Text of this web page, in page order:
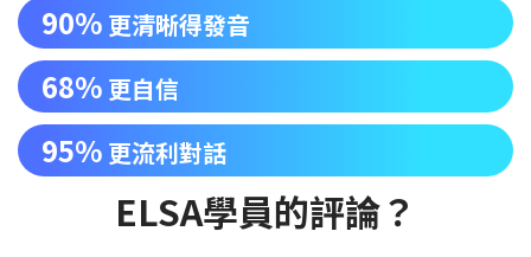
90% 更清晰得發音
68% 更自信
95% 更流利對話
ELSA學員的評論？